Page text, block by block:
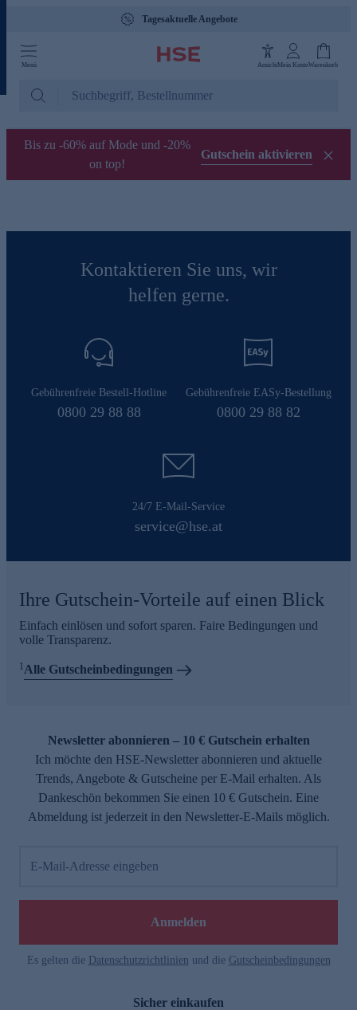
Tagesaktuelle Angebote
Menü AnsichtMein KontoWarenkorb
Bis zu -60% auf Mode und -20%
on top!
Gutschein aktivieren
Kontaktieren Sie uns, wir
helfen gerne.
Gebührenfreie Bestell-Hotline
0800 29 88 88
Gebührenfreie EASy-Bestellung
0800 29 88 82
24/7 E-Mail-Service
service@hse.at
Ihre Gutschein-Vorteile auf einen Blick
Einfach einlösen und sofort sparen. Faire Bedingungen und
volle Transparenz.
1Alle Gutscheinbedingungen
Newsletter abonnieren – 10 € Gutschein erhalten
Ich möchte den HSE-Newsletter abonnieren und aktuelle
Trends, Angebote & Gutscheine per E-Mail erhalten. Als
Dankeschön bekommen Sie einen 10 € Gutschein. Eine
Abmeldung ist jederzeit in den Newsletter-E-Mails möglich.
E-Mail-Adresse eingeben
Anmelden
Es gelten die Datenschutzrichtlinien und die Gutscheinbedingungen
Sicher einkaufen